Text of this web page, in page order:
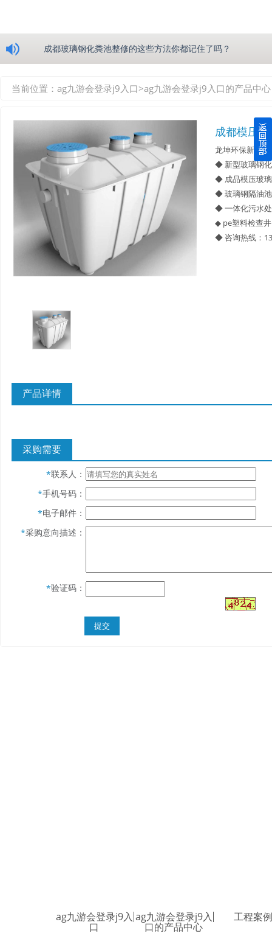
成都玻璃钢化粪池整修的这些方法你都记住了吗？
四川玻璃钢化粪池逐渐取代传统玻璃钢化粪池的这几点原因
关于重庆玻璃钢化粪池的这些基础知识你都记住了吗？
四川玻璃钢化粪池选购时应该如何进行挑选？
在安装绵阳玻璃钢化粪池时可能遇到这些难题
使用成都玻璃钢化粪池的七大好处你都记住了吗？
当前位置： ag九游会登录j9入口>ag九游会登录j9入口的产品中心
成都模压
龙坤环保新型
◆ 新型玻璃钢
◆ 成品模压玻
◆ 玻璃钢隔油池
◆ 一体化污水
◆ pe塑料检查井
◆ 咨询热线：
产品详情
采购需要
*联系人：
*手机号码：
*电子邮件：
*采购意向描述：
*验证码：
ag九游会登录j9入
口
ag九游会登录j9入
口的产品中心
工程案例